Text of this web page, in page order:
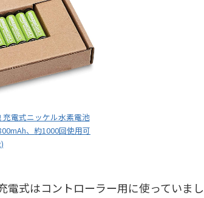
電式ニッケル水素電池
、約1000回使用可
式はコントローラー用に使っていまし